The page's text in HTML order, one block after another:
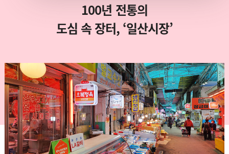
100년 전통의
도심 속 장터, ‘일산시장’